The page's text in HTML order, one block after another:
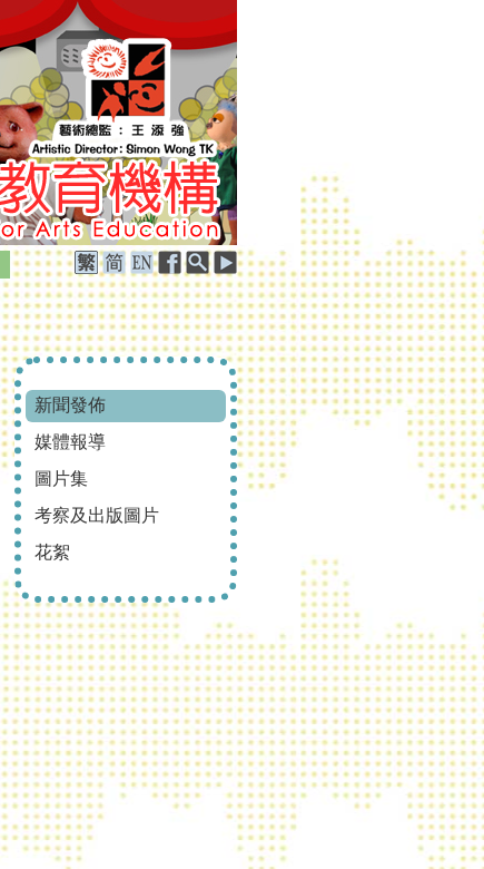
新聞發佈
媒體報導
圖片集
考察及出版圖片
花絮